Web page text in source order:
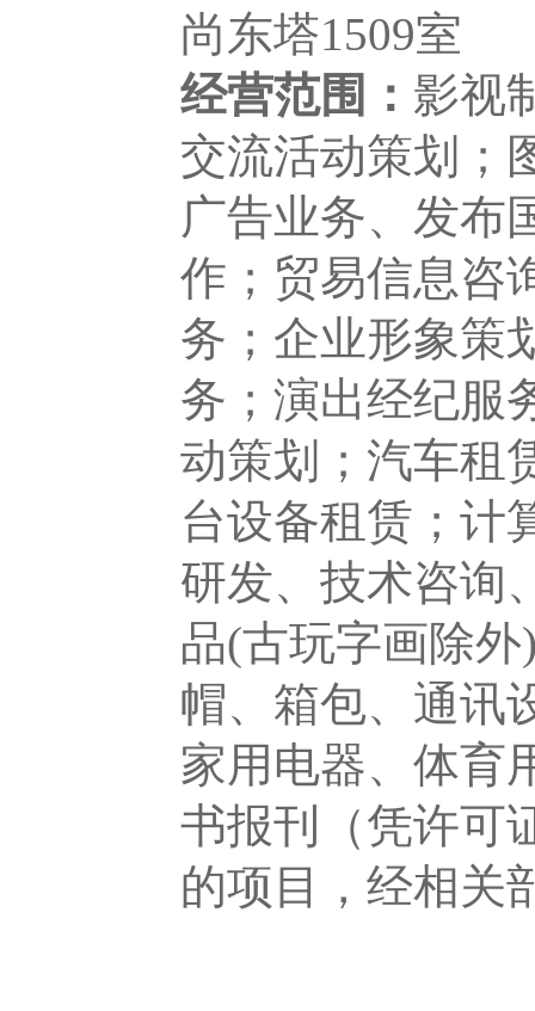
尚东塔1509室
经营范围： 影视
交流活动策划；
广告业务、发布
作；贸易信息咨
务；企业形象策
务；演出经纪服
动策划；汽车租
台设备租赁；计
研发、技术咨询
品(古玩字画除
帽、箱包、通讯
家用电器、体育
书报刊（凭许可
的项目，经相关